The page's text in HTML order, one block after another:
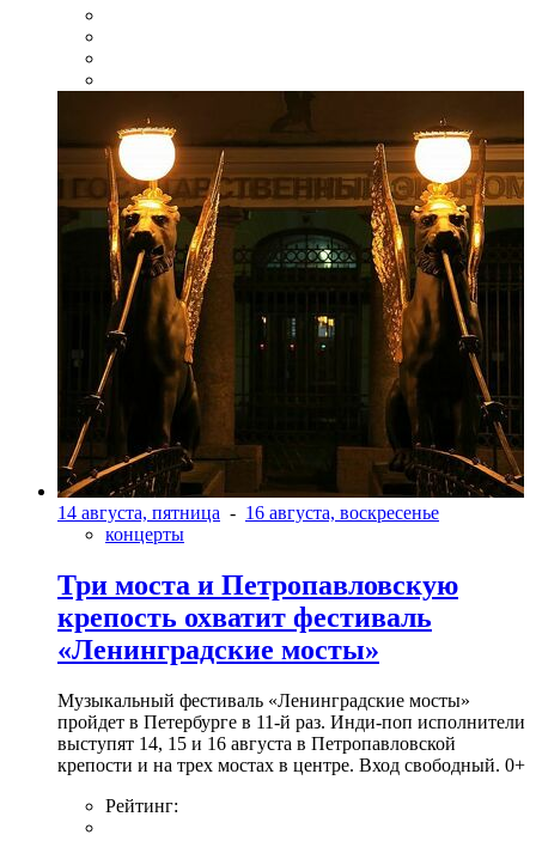
14 августа, пятница - 16 августа, воскресенье
концерты
Три моста и Петропавловскую
крепость охватит фестиваль
«Ленинградские мосты»
Музыкальный фестиваль «Ленинградские мосты»
пройдет в Петербурге в 11-й раз. Инди-поп исполнители
выступят 14, 15 и 16 августа в Петропавловской
крепости и на трех мостах в центре. Вход свободный. 0+
Рейтинг: